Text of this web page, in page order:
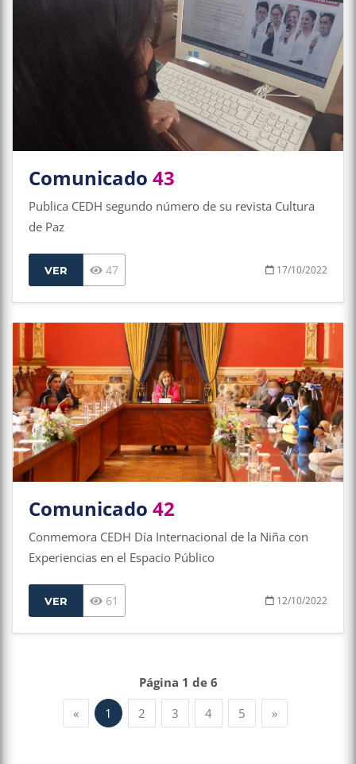
Comunicado 43
Publica CEDH segundo número de su revista Cultura
de Paz
VER 47 17/10/2022
Comunicado 42
Conmemora CEDH Día Internacional de la Niña con
Experiencias en el Espacio Público
VER 61 12/10/2022
Página 1 de 6
«
1 2 3 4 5 »